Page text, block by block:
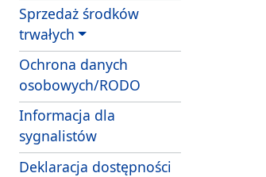
Sprzedaż środków
trwałych
Ochrona danych
osobowych/RODO
Informacja dla
sygnalistów
Deklaracja dostępności